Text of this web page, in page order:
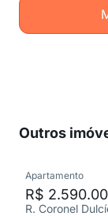
Outros
Apartamento
R$
R. Coronel